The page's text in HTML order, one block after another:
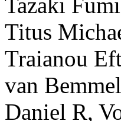
Tazaki
Titus
Traianou
van Bemmel
Daniel R,